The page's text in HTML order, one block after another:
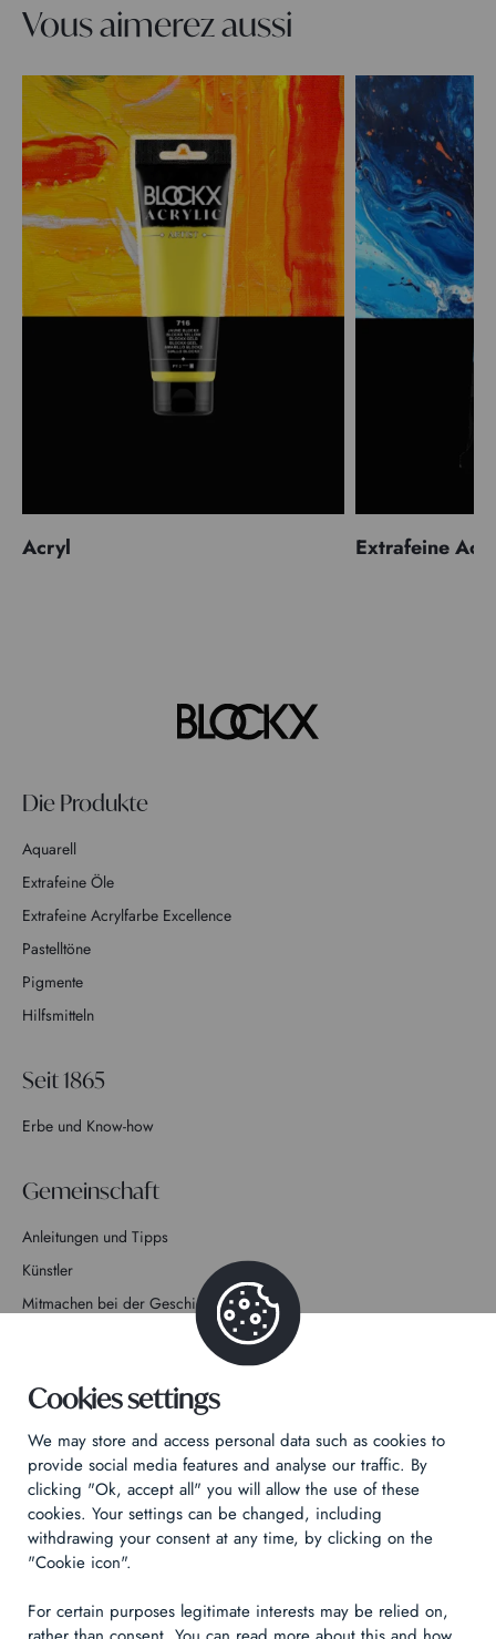
Vous aimerez aussi
Acryl Extrafeine
Die Produkte
Aquarell
Extrafeine Öle
Extrafeine Acrylfarbe Excellence
Pastelltöne
Pigmente
Hilfsmitteln
Seit 1865
Erbe und Know-how
Gemeinschaft
Anleitungen und Tipps
Künstler
Mitmachen bei der Geschichte
Datenschutzrichtlinie
Rechtliche Hinweise
Technical & Legal informations
Made byIzhak
Cookies settings
We may store and access personal data such as cookies to
provide social media features and analyse our traffic. By
clicking "Ok, accept all" you will allow the use of these
cookies. Your settings can be changed, including
withdrawing your consent at any time, by clicking on the
"Cookie icon".
For certain purposes legitimate interests may be relied on,